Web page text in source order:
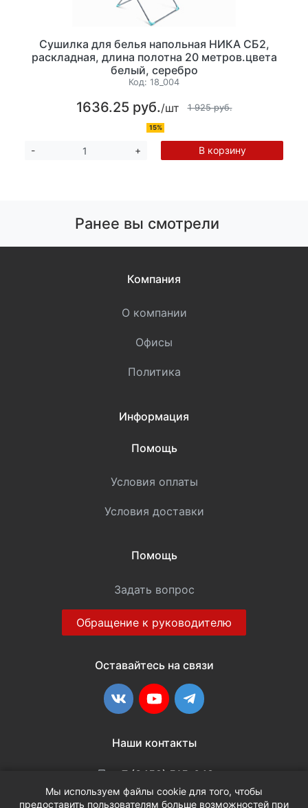
Сушилка для белья напольная НИКА СБ2,
раскладная, длина полотна 20 метров.цвета
белый, серебро
Код: 18_004
1636.25 руб./шт 1 925 руб.
15%
- + В корзину
Ранее вы смотрели
Мы используем файлы cookie для того, чтобы
предоставить пользователям больше возможностей при
Компания
О компании
Офисы
Политика
Информация
Помощь
Условия оплаты
Условия доставки
Помощь
Задать вопрос
Обращение к руководителю
Оставайтесь на связи
ВКонтакте
YouTubeTelegram
Наши контакты
+7 (3452) 515-048